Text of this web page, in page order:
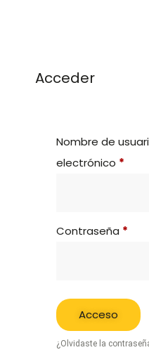
Acceder
Nombre de
electrónico *
Contraseña *
Acceso
¿Olvidaste la